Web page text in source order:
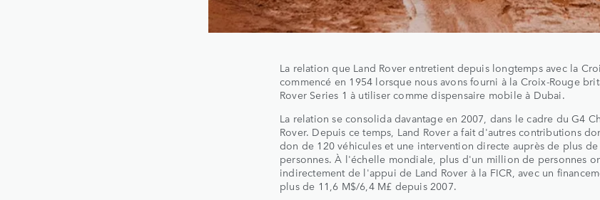
La relation que Land Rover entretient depuis longtemps avec la
commencé en 1954 lorsque nous avons fourni à la Croix-Rouge
Rover Series 1 à utiliser comme dispensaire mobile à Dubai.
La relation se consolida davantage en 2007, dans le cadre du G4
Rover. Depuis ce temps, Land Rover a fait d'autres contributions
don de 120 véhicules et une intervention directe auprès de plus
personnes. À l'échelle mondiale, plus d'un million de personnes
indirectement de l'appui de Land Rover à la FICR, avec un
plus de 11,6 M$/6,4 M£ depuis 2007.